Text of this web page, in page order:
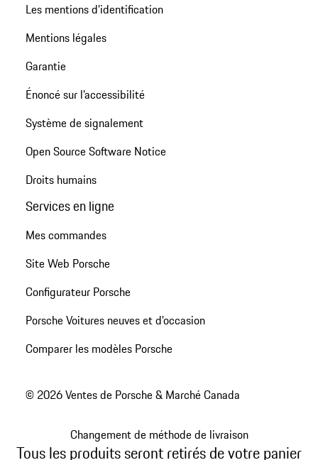
Les mentions d’identification
Mentions légales
Garantie
Énoncé sur l’accessibilité
Système de signalement
Open Source Software Notice
Droits humains
Services en ligne
Mes commandes
Site Web Porsche
Configurateur Porsche
Porsche Voitures neuves et d'occasion
Comparer les modèles Porsche
© 2026 Ventes de Porsche & Marché Canada
Changement de méthode de livraison
Tous les produits seront retirés de votre panier